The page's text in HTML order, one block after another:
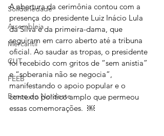
Solidariedade
Assembleia
Mercantil
CUT
FEEB
Banco do Nordeste
A abertura da cerimônia contou com a
presença do presidente Luiz Inácio Lula
da Silva e da primeira-dama, que
seguiram em carro aberto até a tribuna
oficial. Ao saudar as tropas, o presidente
foi recebido com gritos de “sem anistia”
e “soberania não se negocia”,
manifestando o apoio popular e o
contexto político amplo que permeou
essas comemorações.  ￼